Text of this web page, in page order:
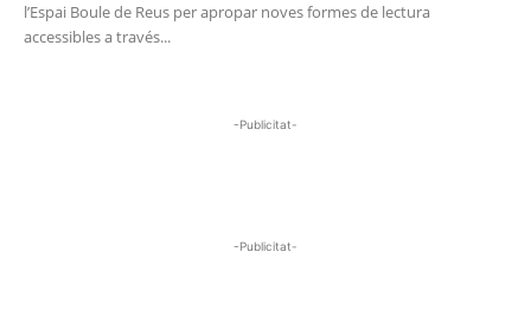
l’Espai Boule de Reus per apropar noves formes de lectura
accessibles a través...
-Publicitat-
-Publicitat-